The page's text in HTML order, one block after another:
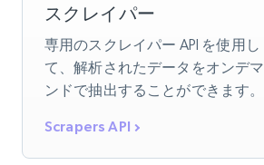
スクレイパー
専用のスクレイパー API を使用し
て、解析されたデータをオンデマ
ンドで抽出することができます。
Scrapers API